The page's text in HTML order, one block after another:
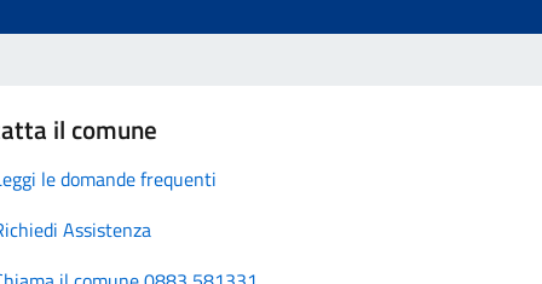
il comune
le domande frequenti
Assistenza